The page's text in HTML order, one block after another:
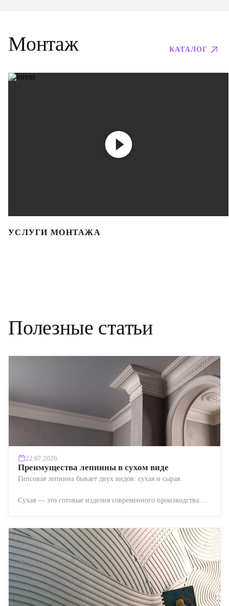
Монтаж КАТАЛОГ
УСЛУГИ МОНТАЖА
Полезные статьи
22.07.2026
Преимущества лепнины в сухом виде
Гипсовая лепнина бывает двух видов: сухая и сырая.
Сухая — это готовые изделия современного производства: